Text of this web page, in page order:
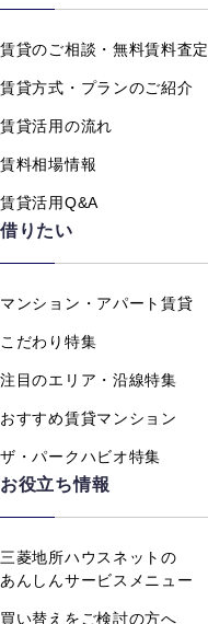
賃貸のご相談・無料賃料査定
賃貸方式・プランのご紹介
賃貸活用の流れ
賃料相場情報
賃貸活用Q&A
借りたい
マンション・アパート賃貸
こだわり特集
注目のエリア・沿線特集
おすすめ賃貸マンション
ザ・パークハビオ特集
お役立ち情報
三菱地所ハウスネットの
あんしんサービスメニュー
買い替えをご検討の方へ